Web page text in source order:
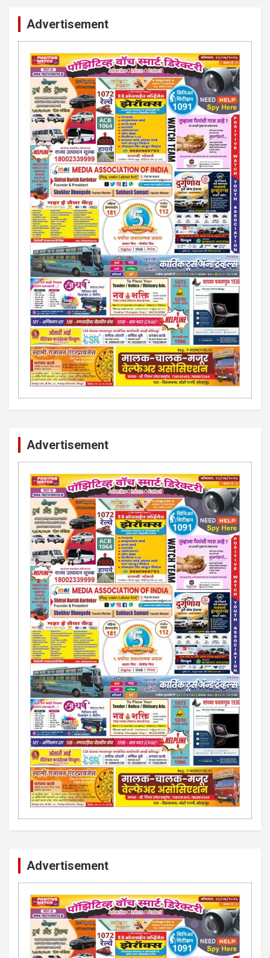
कायदेशीर सल्ला या मार्गदर्शन पाहिजे. संपर्क साधा-
परिस्थितीनुसार तुम्ही जर आर्थिक, शैक्षणिक, सामाजिक समस्या, गुन्हेगारी,
शारीरीक त्रास, फसवणूक सारख्या प्रकरणात अडकला असाल, काेर्टाची
पायरी चढला असाल तर चिंता नकाे.. आम्ही मदत करू. मार्गदर्शन करू,
कायदेशीर सल्ला देऊ. - आजच संपर्क साधा- भारत साेनुले-8888207374
या AD सतिश कुंभार -9860944728
मराठी.. इंग्रजी पेपरला जाहिरात द्यायची संपर्क साधा..
मराठी इंग्रजी दैनिकासाठी जिल्हा, राज्य आवृत्तीसाठी जाहिराती स्विकारल्या
जातील. नवशक्ती, फ्री प्रेस जर्नल साठी तुम्हीही तुमच्या नाेटीस द्या. बँक,
13/213/4 सेल्स , डिमांड नाेटीस इतरांच्यापेक्षा वाजवी दरात आम्ही आपली
जाहिरात पब्लिश करू. माेबा. 9420939699
Advertisement
Advertisement
Advertisement